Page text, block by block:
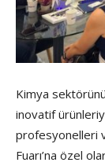
Kimya
inovatif
profesyonelleri
Fuarı’na özel